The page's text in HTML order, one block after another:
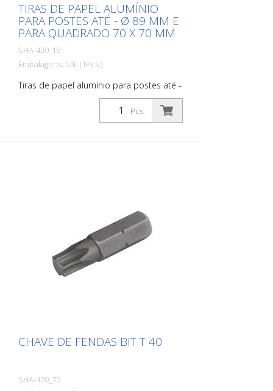
TIRAS DE PAPEL ALUMÍNIO
PARA POSTES ATÉ - Ø 89 MM E
PARA QUADRADO 70 X 70 MM
SHA-430_18
Embalagens: Stk. (1Pcs.)
Tiras de papel alumínio para postes até -
Ø 89 mm e para quadrado 70 x 70 mm,
retrorreflector vermelho RA1, estrutura A
Pcs.
CHAVE DE FENDAS BIT T 40
SHA-470_75